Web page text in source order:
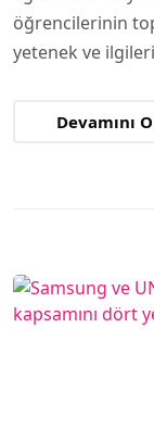
öğrencilerinin
yetenek ve
Devamını